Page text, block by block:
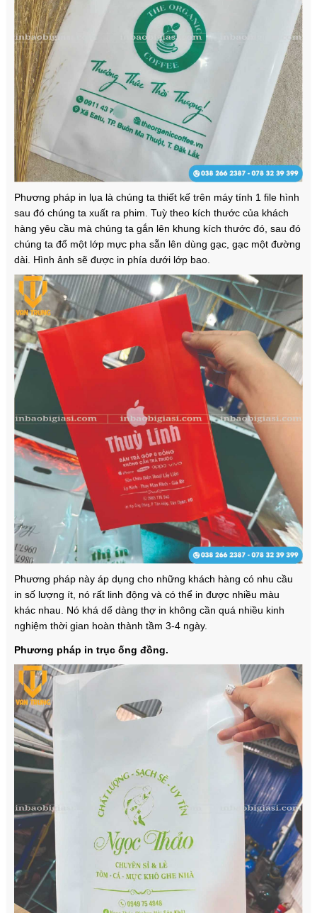
Phương pháp in lụa là chúng ta thiết kế trên máy tính 1 file hình
sau đó chúng ta xuất ra phim. Tuỳ theo kích thước của khách
hàng yêu cầu mà chúng ta gắn lên khung kích thước đó, sau đó
chúng ta đổ một lớp mực pha sẵn lên dùng gạc, gạc một đường
dài. Hình ảnh sẽ được in phía dưới lớp bao.
Phương pháp này áp dụng cho những khách hàng có nhu cầu
in số lượng ít, nó rất linh động và có thể in được nhiều màu
khác nhau. Nó khá dể dàng thợ in không cần quá nhiều kinh
nghiệm thời gian hoàn thành tầm 3-4 ngày.
Phương pháp in trục ống đồng.